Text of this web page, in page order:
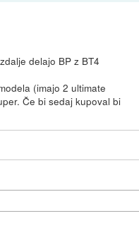
delajo BP z BT4
(imajo 2 ultimate
Če bi sedaj kupoval bi